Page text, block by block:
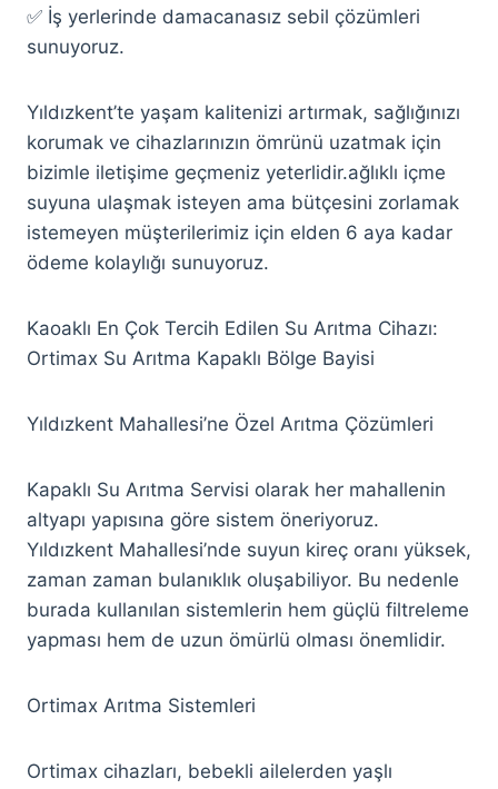
✅ İş yerlerinde damacanasız sebil çözümleri
sunuyoruz.
Yıldızkent’te yaşam kalitenizi artırmak, sağlığınızı
korumak ve cihazlarınızın ömrünü uzatmak için
bizimle iletişime geçmeniz yeterlidir.ağlıklı içme
suyuna ulaşmak isteyen ama bütçesini zorlamak
istemeyen müşterilerimiz için elden 6 aya kadar
ödeme kolaylığı sunuyoruz.
Kaoaklı En Çok Tercih Edilen Su Arıtma Cihazı:
Ortimax Su Arıtma Kapaklı Bölge Bayisi
Yıldızkent Mahallesi’ne Özel Arıtma Çözümleri
Kapaklı Su Arıtma Servisi olarak her mahallenin
altyapı yapısına göre sistem öneriyoruz.
Yıldızkent Mahallesi’nde suyun kireç oranı yüksek,
zaman zaman bulanıklık oluşabiliyor. Bu nedenle
burada kullanılan sistemlerin hem güçlü filtreleme
yapması hem de uzun ömürlü olması önemlidir.
Ortimax Arıtma Sistemleri
Ortimax cihazları, bebekli ailelerden yaşlı